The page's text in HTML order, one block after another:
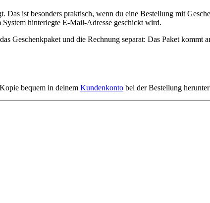
ist besonders praktisch, wenn du eine Bestellung mit
hinterlegte E-Mail-Adresse geschickt wird.
Geschenkpaket und die Rechnung separat: Das Paket
bequem in deinem Kundenkonto bei der Bestellung